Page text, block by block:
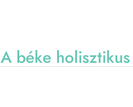
A béke